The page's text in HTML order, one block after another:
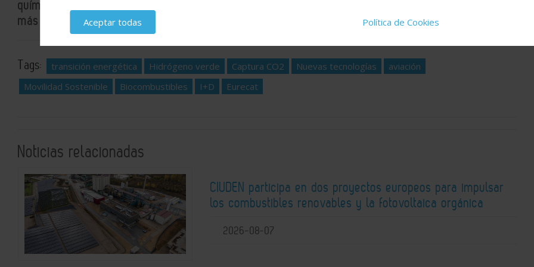
químico y energético en un solo espacio: la actualidad del día y los artículos y reportajes técnicos
más detallados e interesantes.
Tags: transición energética Hidrógeno verde Captura CO2 Nuevas tecnologías
aviación
Movilidad Sostenible
Biocombustibles I+D Eurecat
Noticias relacionadas
CIUDEN participa en dos proyectos europeos para impulsar
los combustibles renovables y la fotovoltaica orgánica
2026-08-07
Aceptar todas Política de Cookies